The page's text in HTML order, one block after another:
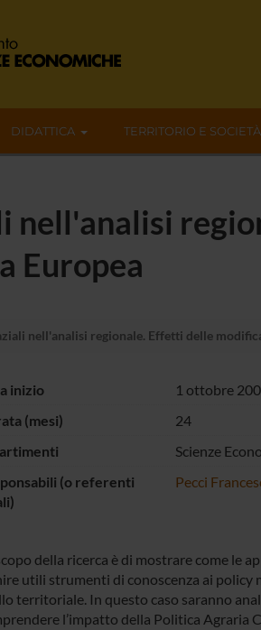
DIDATTICA TERRITORIO E SOCIETÀ
nell'analisi
Europea
nell'analisi regionale. Effetti delle
inizio
1 ottobre
(mesi)
24
Scienze
(o referenti
Pecci
della ricerca è di mostrare come le
utili strumenti di conoscenza ai policy
territoriale. In questo caso saranno
l’impatto della Politica Agraria